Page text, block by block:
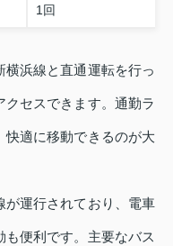
1回
浜線と直通運転を行っ
セスできます。通勤ラ
快適に移動できるのが大
が運行されており、電車
便利です。主要なバス